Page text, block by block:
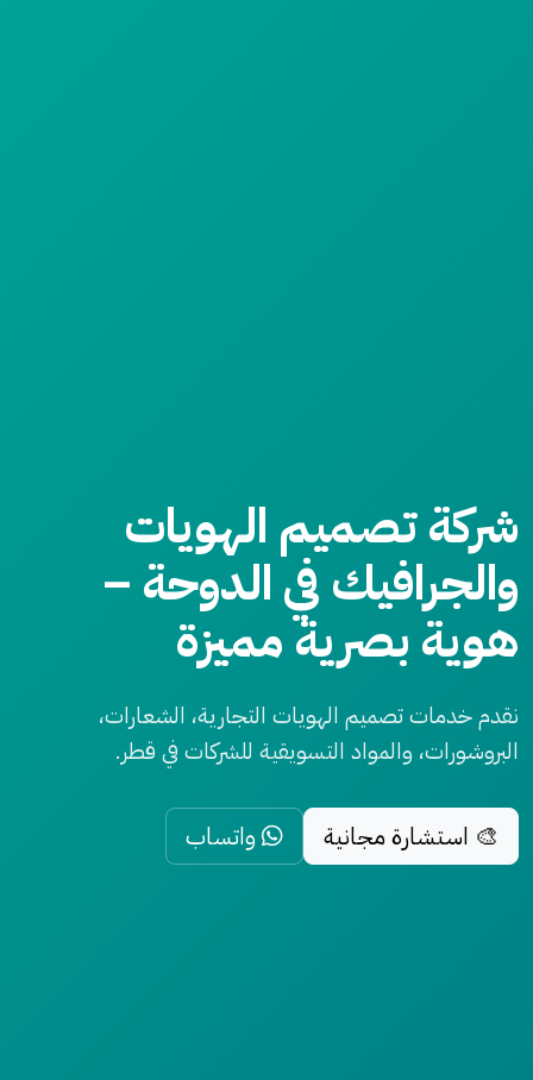
شركة تصميم الهويات
والجرافيك في الدوحة –
هوية بصرية مميزة
نقدم خدمات تصميم الهويات التجارية، الشعارات،
البروشورات، والمواد التسويقية للشركات في قطر.
🎨 استشارة مجانية واتساب